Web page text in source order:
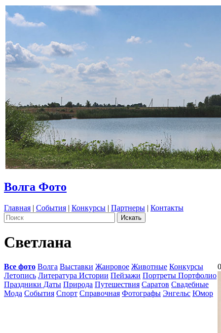
Волга Фото
Главная | События | Конкурсы | Партнеры | Контакты
Светлана
Все фото Волга Выставки Жанровое Животные Конкурсы
Летопись Литература Истории Пейзажи Портреты Портфолио
Праздники Даты Природа Путешествия Саратов Свадебные
Мода События Спорт Справочная Фотографы Энгельс Юмор